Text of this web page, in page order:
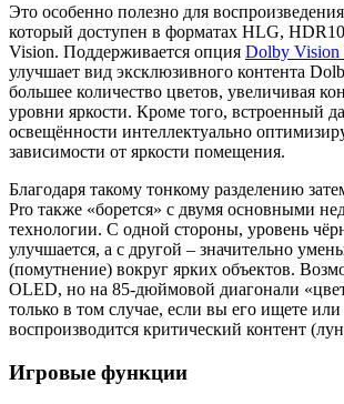
Это особенно полезно для
который доступен в форматах HLG,
Vision. Поддерживается опция Dolby Vision
улучшает вид эксклюзивного контента
большее количество цветов, увеличивая
уровни яркости. Кроме того, встроенный
освещённости интеллектуально
зависимости от яркости помещения.
Благодаря такому тонкому разделению
Pro также «борется» с двумя основными
технологии. С одной стороны, уровень
улучшается, а с другой – значительно
(помутнение) вокруг ярких объектов.
OLED, но на 85-дюймовой диагонали
только в том случае, если вы его ищете или
воспроизводится критический контент
Игровые функции